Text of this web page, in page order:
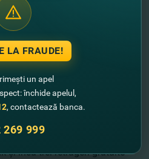
Visa Classic, vei achita:
cardului;
de la card la card (P2P) între
Р2Р pe cardul
card, deschis în Moldova
retrageri de numerar de la
şi încă trei retrageri gratuite
LA FRAUDE!
un apel
închide apelul,
, contactează banca.
269 999